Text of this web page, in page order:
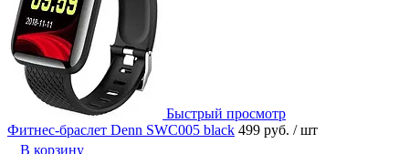
Быстрый просмотр
Фитнес-браслет Denn SWC005 black 499 руб. / шт
В корзину